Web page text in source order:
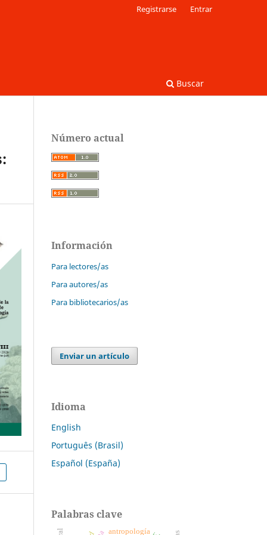
Buscar
Registrarse Entrar
Número actual
Información
Para lectores/as
Para autores/as
Para bibliotecarios/as
Enviar un artículo
Idioma
English
Português (Brasil)
Español (España)
Palabras clave
antropología